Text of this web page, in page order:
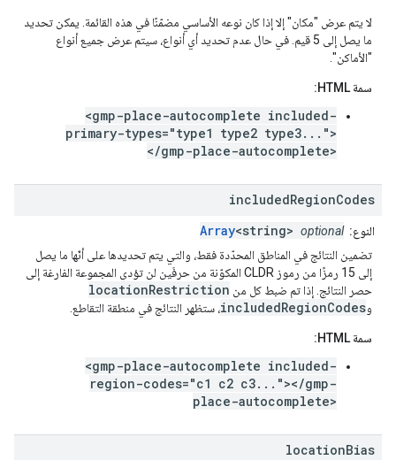
لا يتم عرض "مكان" إلا إذا كان نوعه الأساسي مضمّنًا في هذه القائمة. يمكن تحديد
ما يصل إلى 5 قيم. في حال عدم تحديد أي أنواع، سيتم عرض جميع أنواع
"الأماكن".
سمة HTML:
<gmp-place-autocomplete included-
primary-types="type1 type2 type3...">
</gmp-place-autocomplete>
includedRegionCodes
النوع: Array<string> optional
تضمين النتائج في المناطق المحدّدة فقط، والتي يتم تحديدها على أنّها ما يصل
إلى 15 رمزًا من رموز CLDR المكوّنة من حرفَين لن تؤدي المجموعة الفارغة إلى
حصر النتائج. إذا تم ضبط كل من locationRestriction
وincludedRegionCodes، ستظهر النتائج في منطقة التقاطع.
سمة HTML:
<gmp-place-autocomplete included-
region-codes="c1 c2 c3..."></gmp-
place-autocomplete>
locationBias